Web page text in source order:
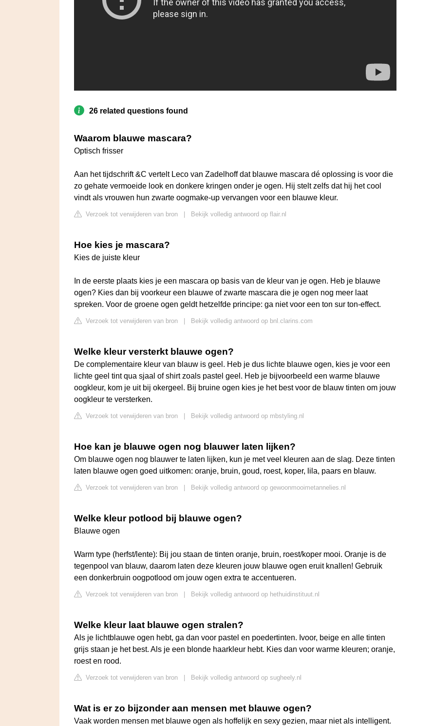
26 related questions found
Waarom blauwe mascara?
Optisch frisser
Aan het tijdschrift &C vertelt Leco van Zadelhoff dat blauwe mascara dé oplossing is voor die
zo gehate vermoeide look en donkere kringen onder je ogen. Hij stelt zelfs dat hij het cool
vindt als vrouwen hun zwarte oogmake-up vervangen voor een blauwe kleur.
Verzoek tot verwijderen van bron Bekijk volledig antwoord op flair.nl
Hoe kies je mascara?
Kies de juiste kleur
In de eerste plaats kies je een mascara op basis van de kleur van je ogen. Heb je blauwe
ogen? Kies dan bij voorkeur een blauwe of zwarte mascara die je ogen nog meer laat
spreken. Voor de groene ogen geldt hetzelfde principe: ga niet voor een ton sur ton-effect.
Verzoek tot verwijderen van bron Bekijk volledig antwoord op bnl.clarins.com
Welke kleur versterkt blauwe ogen?
De complementaire kleur van blauw is geel. Heb je dus lichte blauwe ogen, kies je voor een
lichte geel tint qua sjaal of shirt zoals pastel geel. Heb je bijvoorbeeld een warme blauwe
oogkleur, kom je uit bij okergeel. Bij bruine ogen kies je het best voor de blauw tinten om jouw
oogkleur te versterken.
Verzoek tot verwijderen van bron Bekijk volledig antwoord op mbstyling.nl
Hoe kan je blauwe ogen nog blauwer laten lijken?
Om blauwe ogen nog blauwer te laten lijken, kun je met veel kleuren aan de slag. Deze tinten
laten blauwe ogen goed uitkomen: oranje, bruin, goud, roest, koper, lila, paars en blauw.
Verzoek tot verwijderen van bron Bekijk volledig antwoord op gewoonmooimetannelies.nl
Welke kleur potlood bij blauwe ogen?
Blauwe ogen
Warm type (herfst/lente): Bij jou staan de tinten oranje, bruin, roest/koper mooi. Oranje is de
tegenpool van blauw, daarom laten deze kleuren jouw blauwe ogen eruit knallen! Gebruik
een donkerbruin oogpotlood om jouw ogen extra te accentueren.
Verzoek tot verwijderen van bron Bekijk volledig antwoord op hethuidinstituut.nl
Welke kleur laat blauwe ogen stralen?
Als je lichtblauwe ogen hebt, ga dan voor pastel en poedertinten. Ivoor, beige en alle tinten
grijs staan je het best. Als je een blonde haarkleur hebt. Kies dan voor warme kleuren; oranje,
roest en rood.
Verzoek tot verwijderen van bron Bekijk volledig antwoord op sugheely.nl
Wat is er zo bijzonder aan mensen met blauwe ogen?
Vaak worden mensen met blauwe ogen als hoffelijk en sexy gezien, maar niet als intelligent.